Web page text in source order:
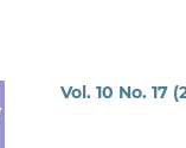
Vol. 10 No. 17